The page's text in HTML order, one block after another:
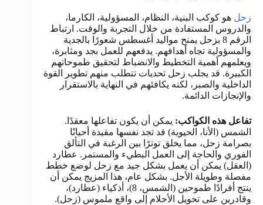
زحل هو كوكب البنية، النظام، المسؤولية، الكارما،
والدروس المستفادة من خلال التجربة والوقت. ارتباط
الرقم 8 بزحل يمنح مواليد أغسطس شعورًا بالجدية
والمسؤولية تجاه أهدافهم. يدفعهم للعمل بجد ومثابرة،
ويعلمهم أهمية التخطيط والانضباط لتحقيق طموحاتهم
الكبيرة. قد يجلب زحل تحديات تتطلب منهم تطوير القوة
الداخلية والصبر، لكنه يكافئهم في النهاية بالاستقرار
والإنجازات الدائمة.
تفاعل هذه الكواكب: يمكن أن يكون تفاعلها معقدًا.
الشمس (الأنا، الحيوية) قد تجد نفسها مقيدة أحيانًا
بصرامة زحل، مما يخلق توترًا بين الرغبة في التألق
الفوري والحاجة إلى العمل البطيء والمستمر. عطارد
(العقل) يمكن أن يعمل بشكل جيد مع زحل لوضع خطط
مفصلة وطويلة الأجل. بشكل عام، هذا المزيج يمكن أن
ينتج أفرادًا طموحين (الشمس، 8)، أذكياء (عطارد)،
وقادرين على تحويل الأحلام إلى واقع ملموس (زحل).